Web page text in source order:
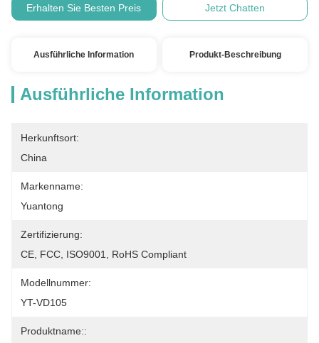
Erhalten Sie Besten Preis Jetzt Chatten
Ausführliche Information Produkt-Beschreibung
Ausführliche Information
Herkunftsort:
China
Markenname:
Yuantong
Zertifizierung:
CE, FCC, ISO9001, RoHS Compliant
Modellnummer:
YT-VD105
Produktname::